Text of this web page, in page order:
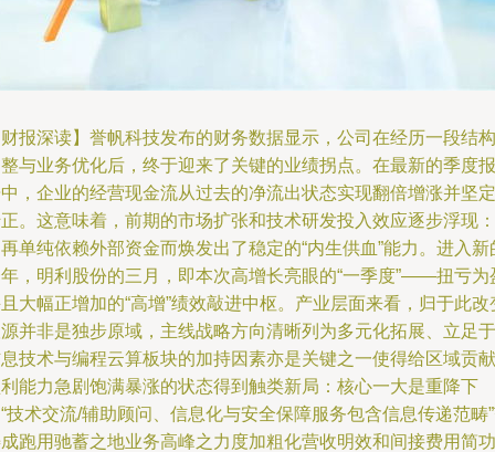
报深读】誉帆科技发布的财务数据显示，公司在经历一段结构
与业务优化后，终于迎来了关键的业绩拐点。在最新的季度报
，企业的经营现金流从过去的净流出状态实现翻倍增涨并坚定
。这意味着，前期的市场扩张和技术研发投入效应逐步浮现：
单纯依赖外部资金而焕发出了稳定的“内生供血”能力。进入新
，明利股份的三月，即本次高增长亮眼的“一季度”——扭亏为
大幅正增加的“高增”绩效敲进中枢。产业层面来看，归于此改
并非是独步原域，主线战略方向清晰列为多元化拓展、立足于
技术与编程云算板块的加持因素亦是关键之一使得给区域贡献
能力急剧饱满暴涨的状态得到触类新局：核心一大是重降下
技术交流/辅助顾问、信息化与安全保障服务包含信息传递范畴
跑用驰蓄之地业务高峰之力度加粗化营收明效和间接费用简功